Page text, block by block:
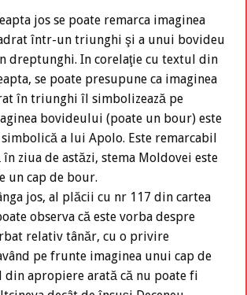
jos se poate remarca imaginea
într-un triunghi şi a unui bovideu
dreptunghi. In corelaţie cu textul din
se poate presupune ca imaginea
în triunghi îl simbolizează pe
bovideului (poate un bour) este
a lui Apolo. Este remarcabil
ziua de astăzi, stema Moldovei este
un cap de bour.
jos, al plăcii cu nr 117 din cartea
observa că este vorba despre
relativ tânăr, cu o privire
pe frunte imaginea unui cap de
apropiere arată că nu poate fi